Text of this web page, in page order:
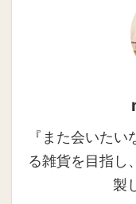
『また会いた
る雑貨を目指し
製